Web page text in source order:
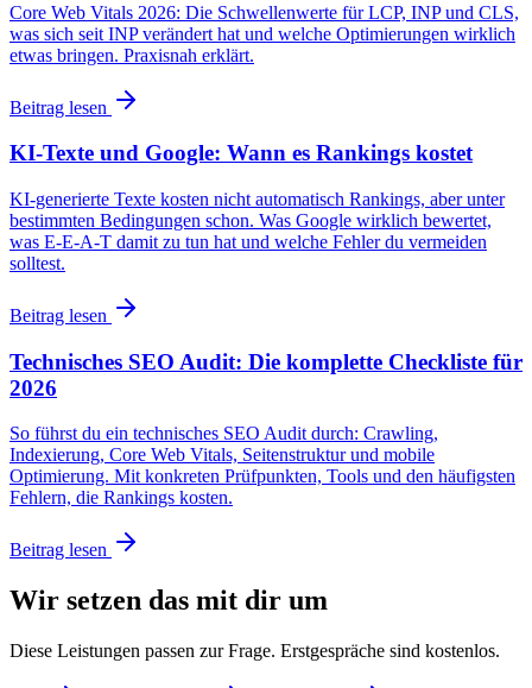
Core Web Vitals 2026: Die Schwellenwerte für LCP, INP und CLS,
was sich seit INP verändert hat und welche Optimierungen wirklich
etwas bringen. Praxisnah erklärt.
Beitrag lesen
KI-Texte und Google: Wann es Rankings kostet
KI-generierte Texte kosten nicht automatisch Rankings, aber unter
bestimmten Bedingungen schon. Was Google wirklich bewertet,
was E-E-A-T damit zu tun hat und welche Fehler du vermeiden
solltest.
Beitrag lesen
Technisches SEO Audit: Die komplette Checkliste für
2026
So führst du ein technisches SEO Audit durch: Crawling,
Indexierung, Core Web Vitals, Seitenstruktur und mobile
Optimierung. Mit konkreten Prüfpunkten, Tools und den häufigsten
Fehlern, die Rankings kosten.
Beitrag lesen
Wir setzen das mit dir um
Diese Leistungen passen zur Frage. Erstgespräche sind kostenlos.